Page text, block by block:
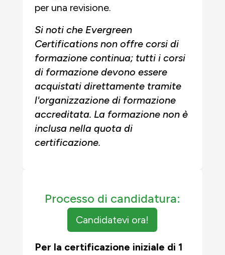
per una revisione.
Si noti che Evergreen
Certifications non offre corsi di
formazione continua; tutti i corsi
di formazione devono essere
acquistati direttamente tramite
l'organizzazione di formazione
accreditata. La formazione non è
inclusa nella quota di
certificazione.
Processo di candidatura:
Candidatevi ora!
Per la certificazione iniziale di 1